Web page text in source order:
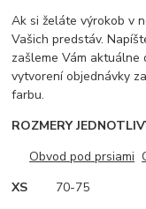
Ak si želáte výrokob v
Vašich predstáv.
zašleme Vám
vytvorení objednávky
farbu.
ROZMERY
Obvod pod prsiami
XS 70-75